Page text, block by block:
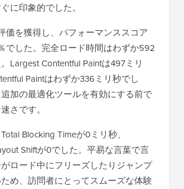
に印象的でした。
価を獲得し、パフォーマンススコア
でした。完全ロード時間はわずか592
Largest Contentful Paintは497ミリ
Paintはわずか336ミリ秒でし
加の最適化ツールを有効にする前で
さです。
Blocking Timeが0ミリ秒、
Shiftが0でした。平易な言葉で言
ロード中にフリーズしたりジャンプ
め、訪問者にとってスムーズな体験